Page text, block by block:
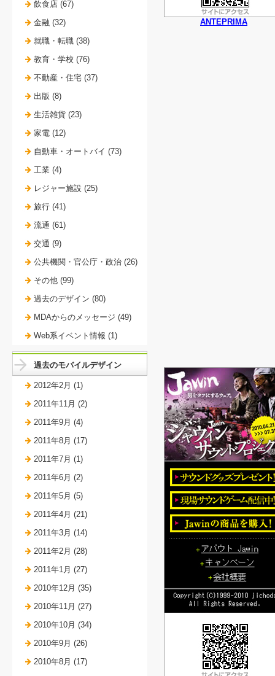
ANTEPRIMA
飲食店 (67)
金融 (32)
就職・転職 (38)
教育・学校 (76)
不動産・住宅 (37)
出版 (8)
生活雑貨 (23)
家電 (12)
自動車・オートバイ (73)
工業 (4)
レジャー施設 (25)
旅行 (41)
流通 (61)
交通 (9)
公共機関・官公庁・政治 (26)
その他 (99)
過去のデザイン (80)
MDAからのメッセージ (49)
Web系イベント情報 (1)
過去のモバイルデザイン
2012年2月 (1)
2011年11月 (2)
2011年9月 (4)
2011年8月 (17)
2011年7月 (1)
2011年6月 (2)
2011年5月 (5)
2011年4月 (21)
2011年3月 (14)
2011年2月 (28)
2011年1月 (27)
2010年12月 (35)
2010年11月 (27)
2010年10月 (34)
2010年9月 (26)
2010年8月 (17)